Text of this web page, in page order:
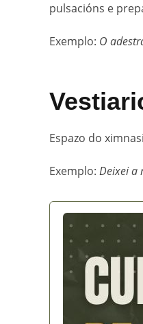
pulsacións e
Exemplo: O
Espazo do
Exemplo: Deixei a